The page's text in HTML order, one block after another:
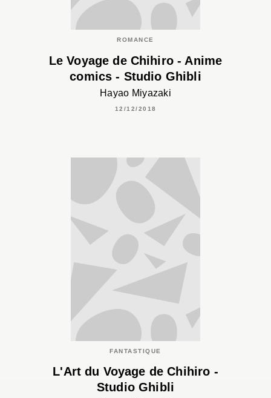
ROMANCE
Le Voyage de Chihiro - Anime
comics - Studio Ghibli
Hayao Miyazaki
12/12/2018
FANTASTIQUE
L'Art du Voyage de Chihiro -
Studio Ghibli